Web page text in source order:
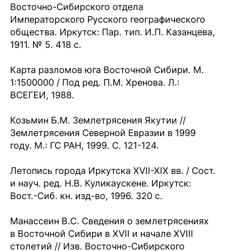
Восточно-Сибирского отдела
Императорского Русского географического
общества. Иркутск: Пар. тип. И.П. Казанцева,
1911. № 5. 418 с.
Карта разломов юга Восточной Сибири. М.
1:1500000 / Под ред. П.М. Хренова. Л.:
ВСЕГЕИ, 1988.
Козьмин Б.М. Землетрясения Якутии //
Землетрясения Северной Евразии в 1999
году. М.: ГС РАН, 1999. С. 121-124.
Летопись города Иркутска XVII-XIX вв. / Сост.
и науч. ред. Н.В. Куликаускене. Иркутск:
Вост.-Сиб. кн. изд-во, 1996. 320 с.
Манассеин В.С. Сведения о землетрясениях
в Восточной Сибири в XVII и начале XVIII
столетий // Изв. Восточно-Сибирского